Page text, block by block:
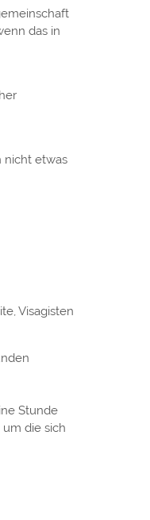
das in
nicht etwas
Visagisten
Stunde
die sich